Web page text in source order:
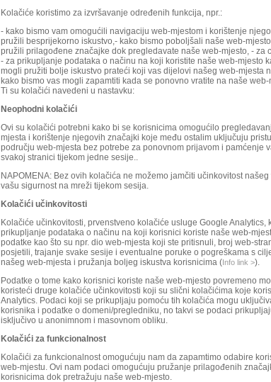
Kolačiće koristimo za izvršavanje određenih funkcija, npr.:
- kako bismo vam omogućili navigaciju web-mjestom i korištenje
pružili besprijekorno iskustvo,- kako bismo poboljšali naše web-
pružili prilagođene značajke dok pregledavate naše web-mjesto, - za
- za prikupljanje podataka o načinu na koji koristite naše web-mjesto
mogli pružiti bolje iskustvo prateći koji vas dijelovi našeg web-mjesta
kako bismo vas mogli zapamtiti kada se ponovno vratite na naše web-
Ti su kolačići navedeni u nastavku:
Neophodni kolačići
Ovi su kolačići potrebni kako bi se korisnicima omogućilo
mjesta i korištenje njegovih značajki koje među ostalim uključuju
području web-mjesta bez potrebe za ponovnom prijavom i pamćenje
svakoj stranici tijekom jedne sesije..
NAPOMENA: Bez ovih kolačića ne možemo jamčiti učinkovitost
vašu sigurnost na mreži tijekom sesija.
Kolačići učinkovitosti
Kolačiće učinkovitosti, prvenstveno kolačiće usluge Google Analytics,
prikupljanje podataka o načinu na koji korisnici koriste naše web-
podatke kao što su npr. dio web-mjesta koji ste pritisnuli, broj web-
posjetili, trajanje svake sesije i eventualne poruke o pogreškama s
našeg web-mjesta i pružanja boljeg iskustva korisnicima (Info link >).
Podatke o tome kako korisnici koriste naše web-mjesto povremeno
koristeći druge kolačiće učinkovitosti koji su slični kolačićima koje
Analytics. Podaci koji se prikupljaju pomoću tih kolačića mogu
korisnika i podatke o domeni/pregledniku, no takvi se podaci
isključivo u anonimnom i masovnom obliku.
Kolačići za funkcionalnost
Kolačići za funkcionalnost omogućuju nam da zapamtimo odabire
web-mjestu. Ovi nam podaci omogućuju pružanje prilagođenih
korisnicima dok pretražuju naše web-mjesto.